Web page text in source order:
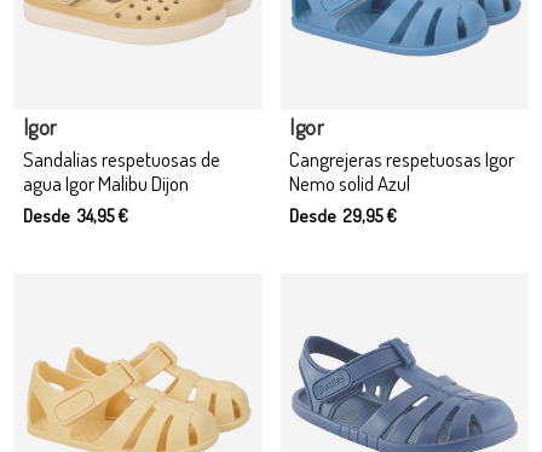
Sandalias respetuosas de
agua Igor Malibu Dijon
Igor
Desde 34,95 €
Cangrejeras respetuosas Igor
Nemo solid Azul
Igor
Desde 29,95 €